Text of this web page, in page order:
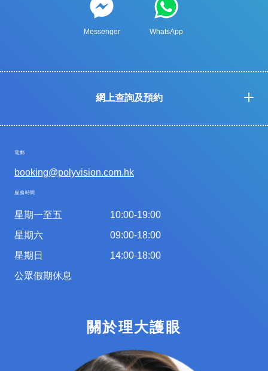
Messenger WhatsApp
網上查詢及預約
電郵
booking@polyvision.com.hk
服務時間
星期一至五
星期六
星期日
公眾假期休息
10:00-19:00
09:00-18:00
14:00-18:00
關於理大護眼